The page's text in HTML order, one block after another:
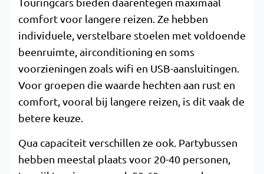
comfort voor langere reizen. Ze hebben
individuele, verstelbare stoelen met voldoende
beenruimte, airconditioning en soms
voorzieningen zoals wifi en USB-aansluitingen.
Voor groepen die waarde hechten aan rust en
comfort, vooral bij langere reizen, is dit vaak de
betere keuze.
Qua capaciteit verschillen ze ook. Partybussen
hebben meestal plaats voor 20-40 personen,